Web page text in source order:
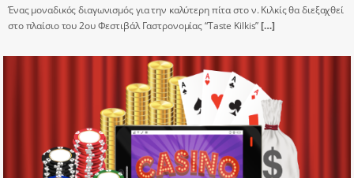
Ένας μοναδικός διαγωνισμός για την καλύτερη πίτα στο ν. Κιλκίς θα διεξαχθεί
στο πλαίσιο του 2ου Φεστιβάλ Γαστρονομίας “Taste Kilkis”[…]